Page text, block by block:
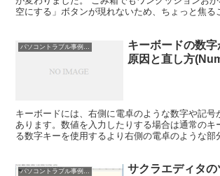
空にする」ボタンが現れないため、ちょっと焦る
パソコントラブル事例と対処
キーボードの数
原因と直し方
キーボードには、右側に電卓のような数字や記号
あります。数値を入力したりする場合は通常のキ
る数字キーを使用するより右側の電卓のような部
パソコントラブル事例と対処
サクラエディタ